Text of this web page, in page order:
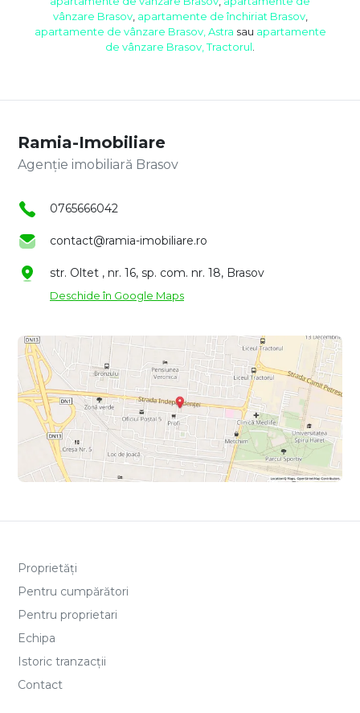
vânzare Brasov, apartamente de închiriat Brasov,
apartamente de vânzare Brasov, Astra sau apartamente
de vânzare Brasov, Tractorul
Ramia-Imobiliare
Agenție imobiliară Brasov
0765666042
contact@ramia-imobiliare.ro
str. Oltet , nr. 16, sp. com. nr. 18, Brasov
Deschide în Google Maps
Proprietăți
Pentru cumpărători
Pentru proprietari
Echipa
Istoric tranzacții
Contact